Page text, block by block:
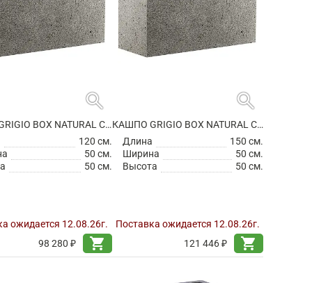
search
КАШПО GRIGIO BOX NATURAL CONCRETE
120 см.
50 см.
50 см.
ожидается 12.08.26г.
98 280 ₽
shopping_cart
search
КАШПО GRIGIO BOX NATURAL CONCRETE
Длина
150 см.
Ширина
50 см.
Высота
50 см.
Поставка ожидается 12.08.26г.
121 446 ₽
shopping_cart